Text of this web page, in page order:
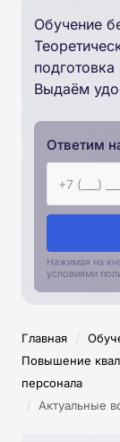
Обучение
Выдаём
Ответим
Нажимая на
условиями
Главная /
Повышение
персонала
/ Актуальные